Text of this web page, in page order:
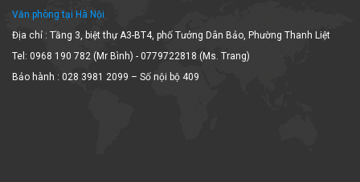
Văn phòng tại Hà Nội
Địa chỉ : Tầng 3, biệt thự A3-BT4, phố Tưởng Dân Bảo, Phường Thanh Liệt
Tel: 0968 190 782 (Mr Bình) - 0779722818 (Ms. Trang)
Bảo hành : 028 3981 2099 – Số nội bộ 409